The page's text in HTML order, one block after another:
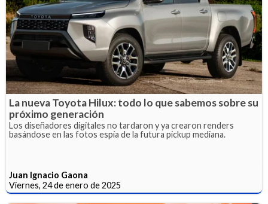
La nueva Toyota Hilux: todo lo que sabemos sobre su
próximo generación
Los diseñadores digitales no tardaron y ya crearon renders
basándose en las fotos espía de la futura pickup mediana.
Juan Ignacio Gaona
Viernes, 24 de enero de 2025